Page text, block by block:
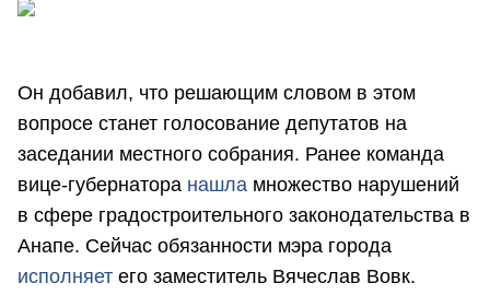
Он добавил, что решающим словом в этом
вопросе станет голосование депутатов на
заседании местного собрания. Ранее команда
вице-губернатора нашла множество нарушений
в сфере градостроительного законодательства в
Анапе. Сейчас обязанности мэра города
исполняет его заместитель Вячеслав Вовк.